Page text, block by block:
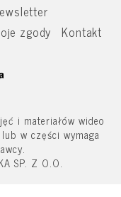
zgody Kontakt
i materiałów wideo
w części wymaga
SP. Z O.O.